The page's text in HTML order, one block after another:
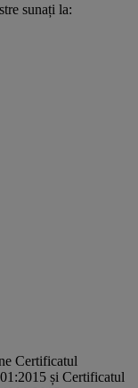
sunați la:
Certificatul
și Certificatul